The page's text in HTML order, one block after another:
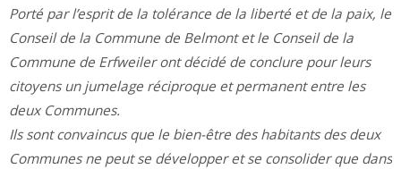
Porté par l’esprit de la tolérance de la liberté et de la paix, le
Conseil de la Commune de Belmont et le Conseil de la
Commune de Erfweiler ont décidé de conclure pour leurs
citoyens un jumelage réciproque et permanent entre les
deux Communes.
Ils sont convaincus que le bien-être des habitants des deux
Communes ne peut se développer et se consolider que dans